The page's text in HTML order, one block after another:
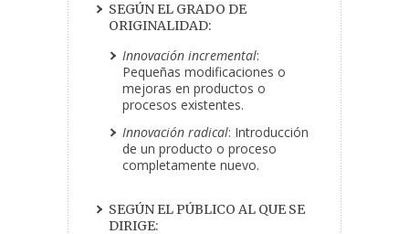
SEGÚN EL GRADO DE
ORIGINALIDAD:
Innovación incremental:
Pequeñas modificaciones o
mejoras en productos o
procesos existentes.
Innovación radical: Introducción
de un producto o proceso
completamente nuevo.
SEGÚN EL PÚBLICO AL QUE SE
DIRIGE: